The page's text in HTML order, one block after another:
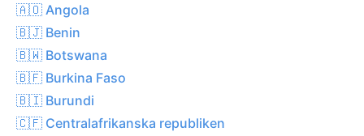
🇦🇴 Angola
🇧🇯 Benin
🇧🇼 Botswana
🇧🇫 Burkina Faso
🇧🇮 Burundi
🇨🇫 Centralafrikanska republiken